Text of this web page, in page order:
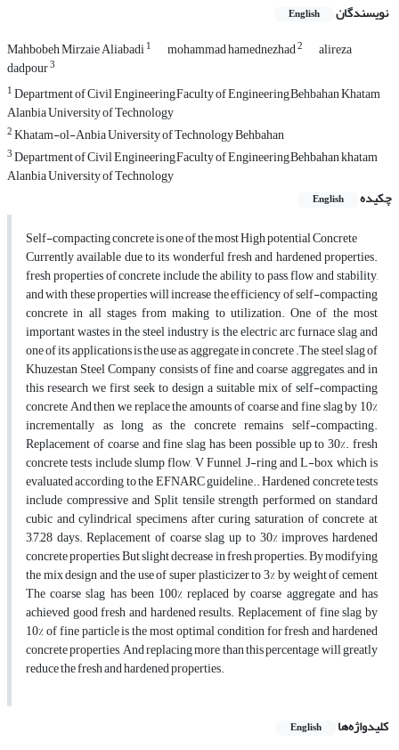
نویسندگان English
Mahbobeh Mirzaie Aliabadi1 mohammad hamednezhad2 alireza
dadpour3
1Department of Civil Engineering,Faculty of Engineering,Behbahan Khatam
Alanbia University of Technology
2Khatam-ol-Anbia University of Technology Behbahan
3Department of Civil Engineering,Faculty of Engineering,Behbahan khatam
Alanbia University of Technology
چکیده
English
Self-compacting concrete is one of the most High potential Concrete
Currently available due to its wonderful fresh and hardened properties.
fresh properties of concrete include the ability to pass, flow and stability,
and with these properties will increase the efficiency of self-compacting
concrete in all stages from making to utilization. One of the most
important wastes in the steel industry is the electric arc furnace slag and
one of its applications is the use as aggregate in concrete .The steel slag of
Khuzestan Steel Company consists of fine and coarse aggregates, and in
this research we first seek to design a suitable mix of self-compacting
concrete And then we replace the amounts of coarse and fine slag by 10%
incrementally as long as the concrete remains self-compacting.
Replacement of coarse and fine slag has been possible up to 30%. fresh
concrete tests include slump flow, V Funnel, J-ring and L-box which is
evaluated according to the EFNARC guideline.. Hardened concrete tests
include compressive and Split tensile strength performed on standard
cubic and cylindrical specimens after curing saturation of concrete at
3,7,28 days. Replacement of coarse slag up to 30% improves hardened
concrete properties, But slight decrease in fresh properties. By modifying
the mix design and the use of super plasticizer to 3% by weight of cement
The coarse slag has been 100% replaced by coarse aggregate and has
achieved good fresh and hardened results. Replacement of fine slag by
10% of fine particle is the most optimal condition for fresh and hardened
concrete properties, And replacing more than this percentage will greatly
reduce the fresh and hardened properties.
کلیدواژه‌ها English